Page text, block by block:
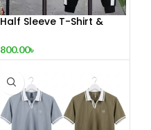
Half Sleeve T-Shirt &
800.00৳